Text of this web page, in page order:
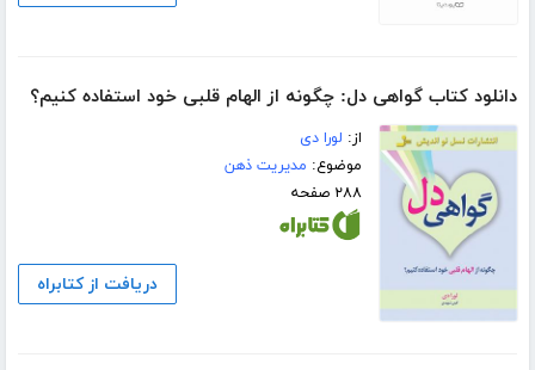
دانلود کتاب گواهی دل: چگونه از الهام قلبی خود استفاده کنیم؟
از: لورا دی
موضوع: مدیریت ذهن
۲۸۸ صفحه
دریافت از کتابراه